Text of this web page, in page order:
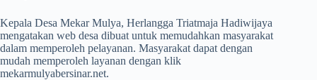
Kepala Desa Mekar Mulya, Herlangga Triatmaja Hadiwijaya
mengatakan web desa dibuat untuk memudahkan masyarakat
dalam memperoleh pelayanan. Masyarakat dapat dengan
mudah memperoleh layanan dengan klik
mekarmulyabersinar.net.